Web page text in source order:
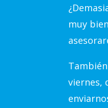
muy
viernes,